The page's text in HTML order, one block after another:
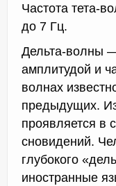
Частота тета-
до 7 Гц.
Дельта-волны
амплитудой и
волнах
предыдущих.
проявляется в
сновидений.
глубокого
иностранные